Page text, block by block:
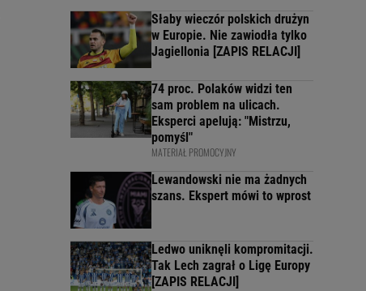
Słaby wieczór polskich drużyn
w Europie. Nie zawiodła tylko
Jagiellonia [ZAPIS RELACJI]
74 proc. Polaków widzi ten
sam problem na ulicach.
Eksperci apelują: "Mistrzu,
pomyśl"
MATERIAŁ PROMOCYJNY
Lewandowski nie ma żadnych
szans. Ekspert mówi to wprost
Ledwo uniknęli kompromitacji.
Tak Lech zagrał o Ligę Europy
[ZAPIS RELACJI]